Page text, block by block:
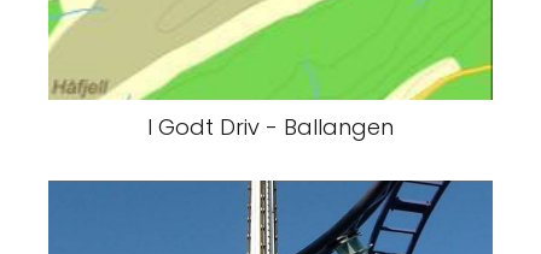
I Godt Driv - Ballangen